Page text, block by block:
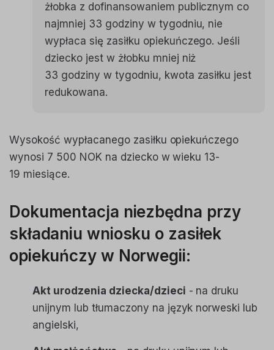
żłobka z dofinansowaniem publicznym co
najmniej 33 godziny w tygodniu, nie
wypłaca się zasiłku opiekuńczego. Jeśli
dziecko jest w żłobku mniej niż
33 godziny w tygodniu, kwota zasiłku jest
redukowana.
Wysokość wypłacanego zasiłku opiekuńczego
wynosi 7 500 NOK na dziecko w wieku 13-
19 miesiące.
Dokumentacja niezbędna przy
składaniu wniosku o zasiłek
opiekuńczy w Norwegii:
Akt urodzenia dziecka/dzieci - na druku
unijnym lub tłumaczony na język norweski lub
angielski,